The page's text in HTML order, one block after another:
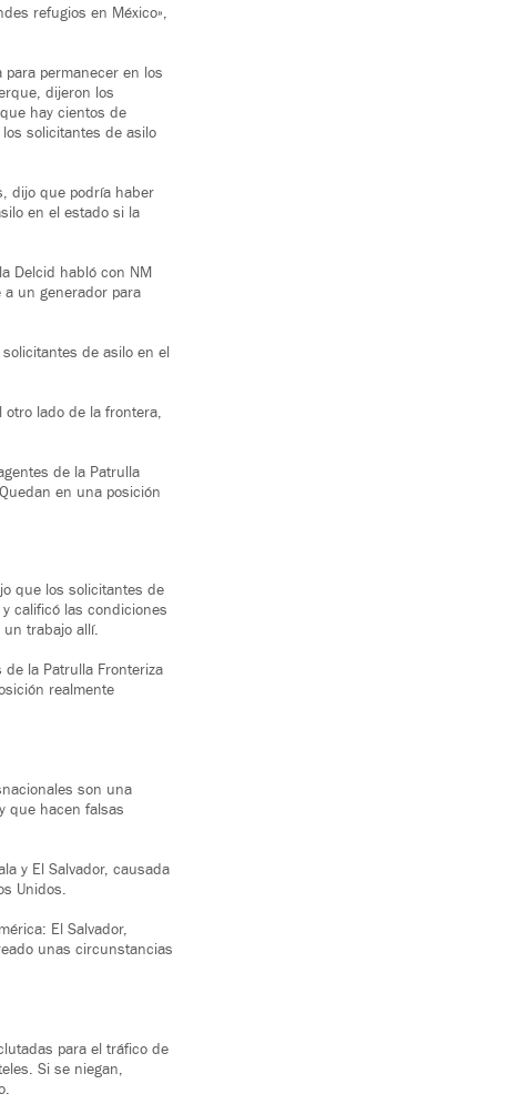
refugios en México»,
permanecer en los
dijeron los
hay cientos de
solicitantes de asilo
dijo que podría haber
en el estado si la
Delcid habló con NM
un generador para
de asilo en el
otro lado de la frontera,
de la Patrulla
en una posición
que los solicitantes de
calificó las condiciones
trabajo allí.
la Patrulla Fronteriza
realmente
son una
que hacen falsas
y El Salvador, causada
Unidos.
El Salvador,
unas circunstancias
para el tráfico de
Si se niegan,